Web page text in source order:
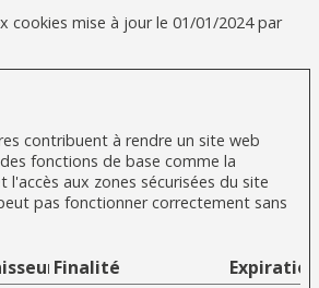
cookies mise à jour le 01/01/2024 par
contribuent à rendre un site web
fonctions de base comme la
aux zones sécurisées du site
pas fonctionner correctement sans
Finalité
Expiration